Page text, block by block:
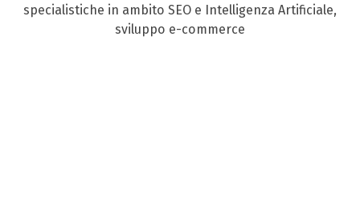
specialistiche in ambito SEO e Intelligenza Artificiale,
sviluppo e-commerce